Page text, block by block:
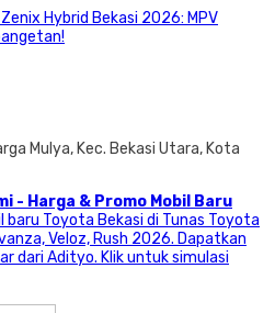
Hybrid Bekasi 2026: MPV
Mulya, Kec. Bekasi Utara, Kota
- Harga & Promo Mobil Baru
baru Toyota Bekasi di Tunas Toyota
Veloz, Rush 2026. Dapatkan
dari Adityo. Klik untuk simulasi